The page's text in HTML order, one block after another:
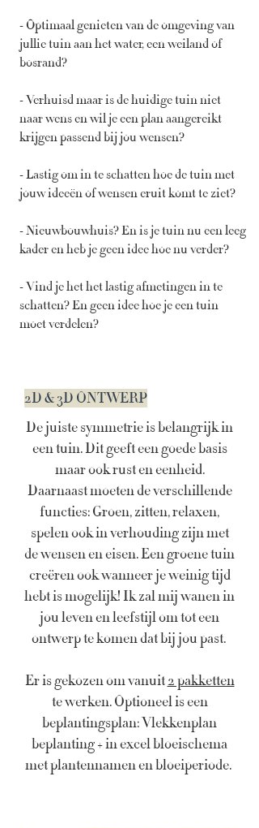
- Optimaal genieten van de omgeving van
jullie tuin aan het water, een weiland of
bosrand?
- Verhuisd maar is de huidige tuin niet
naar wens en wil je een plan aangereikt
krijgen passend bij jou wensen?
- Lastig om in te schatten hoe de tuin met
jouw ideeën of wensen eruit komt te ziet?
- Nieuwbouwhuis? En is je tuin nu een leeg
kader en heb je geen idee hoe nu verder?
- Vind je het het lastig afmetingen in te
schatten? En geen idee hoe je een tuin
moet verdelen?
2D & 3D ONTWERP
De juiste symmetrie is belangrijk in
een tuin. Dit geeft een goede basis
maar ook rust en eenheid.
Daarnaast moeten de verschillende
functies: Groen, zitten, relaxen,
spelen ook in verhouding zijn met
de wensen en eisen. Een groene tuin
creëren ook wanneer je weinig tijd
hebt is mogelijk!Ik zal mij wanen in
jou leven en leefstijl om tot een
ontwerp te komen dat bij jou past.
Er is gekozen om vanuit2 pakketten
te werken. Optioneel is een
beplantingsplan: Vlekkenplan
beplanting + in excel bloeischema
met plantennamen en bloeiperiode.